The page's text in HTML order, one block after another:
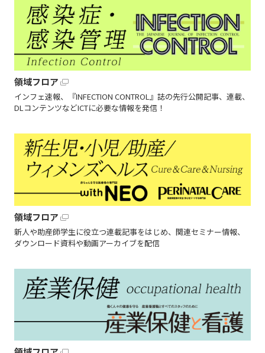
領域フロア
インフェ速報、『INFECTION CONTROL』誌の先行公開記事、連載、
DLコンテンツなどICTに必要な情報を発信！
領域フロア
新人や助産師学生に役立つ連載記事をはじめ、関連セミナー情報、
ダウンロード資料や動画アーカイブを配信